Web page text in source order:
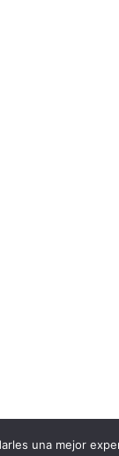
una mejor